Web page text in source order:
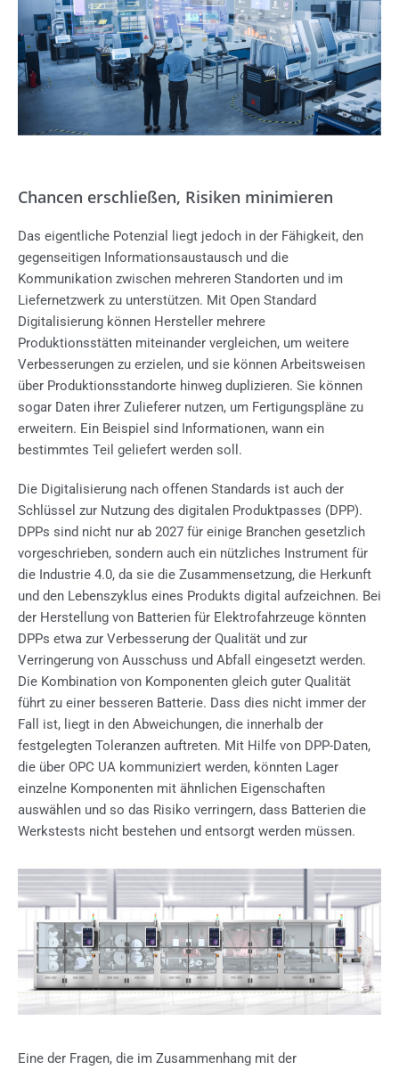
Chancen erschließen, Risiken minimieren
Das eigentliche Potenzial liegt jedoch in der Fähigkeit, den
gegenseitigen Informationsaustausch und die
Kommunikation zwischen mehreren Standorten und im
Liefernetzwerk zu unterstützen. Mit Open Standard
Digitalisierung können Hersteller mehrere
Produktionsstätten miteinander vergleichen, um weitere
Verbesserungen zu erzielen, und sie können Arbeitsweisen
über Produktionsstandorte hinweg duplizieren. Sie können
sogar Daten ihrer Zulieferer nutzen, um Fertigungspläne zu
erweitern. Ein Beispiel sind Informationen, wann ein
bestimmtes Teil geliefert werden soll.
Die Digitalisierung nach offenen Standards ist auch der
Schlüssel zur Nutzung des digitalen Produktpasses (DPP).
DPPs sind nicht nur ab 2027 für einige Branchen gesetzlich
vorgeschrieben, sondern auch ein nützliches Instrument für
die Industrie 4.0, da sie die Zusammensetzung, die Herkunft
und den Lebenszyklus eines Produkts digital aufzeichnen. Bei
der Herstellung von Batterien für Elektrofahrzeuge könnten
DPPs etwa zur Verbesserung der Qualität und zur
Verringerung von Ausschuss und Abfall eingesetzt werden.
Die Kombination von Komponenten gleich guter Qualität
führt zu einer besseren Batterie. Dass dies nicht immer der
Fall ist, liegt in den Abweichungen, die innerhalb der
festgelegten Toleranzen auftreten. Mit Hilfe von DPP-Daten,
die über OPC UA kommuniziert werden, könnten Lager
einzelne Komponenten mit ähnlichen Eigenschaften
auswählen und so das Risiko verringern, dass Batterien die
Werkstests nicht bestehen und entsorgt werden müssen.
Eine der Fragen, die im Zusammenhang mit der